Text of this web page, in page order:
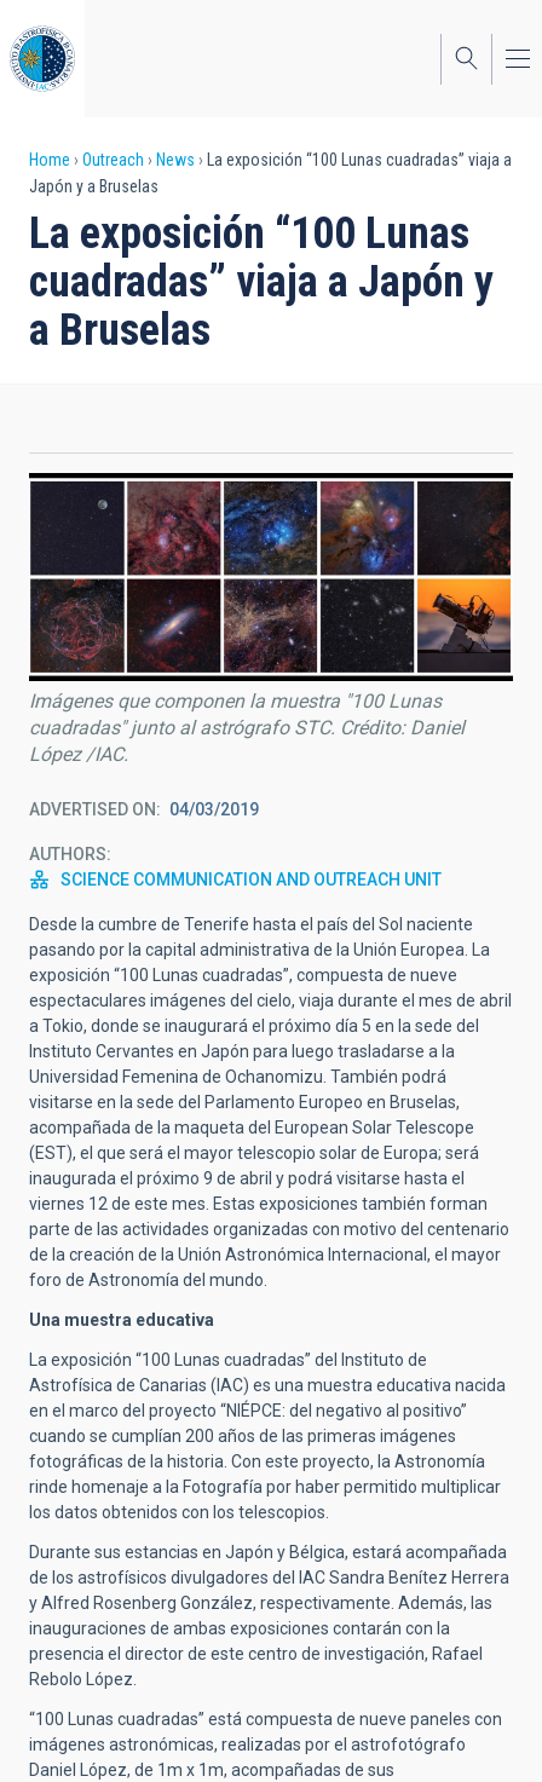
to
main
content
Breadcrumb
Home Outreach News
La exposición “100 Lunas cuadradas” viaja a
Japón y a Bruselas
La exposición “100 Lunas
cuadradas” viaja a Japón y
a Bruselas
Imágenes que componen la muestra "100 Lunas
cuadradas" junto al astrógrafo STC. Crédito: Daniel
López /IAC.
ADVERTISED ON 04/03/2019
AUTHORS
SCIENCE COMMUNICATION AND OUTREACH UNIT
Desde la cumbre de Tenerife hasta el país del Sol naciente
pasando por la capital administrativa de la Unión Europea. La
exposición “100 Lunas cuadradas”, compuesta de nueve
espectaculares imágenes del cielo, viaja durante el mes de abril
a Tokio, donde se inaugurará el próximo día 5 en la sede del
Instituto Cervantes en Japón para luego trasladarse a la
Universidad Femenina de Ochanomizu. También podrá
visitarse en la sede del Parlamento Europeo en Bruselas,
acompañada de la maqueta del European Solar Telescope
(EST), el que será el mayor telescopio solar de Europa; será
inaugurada el próximo 9 de abril y podrá visitarse hasta el
viernes 12 de este mes. Estas exposiciones también forman
parte de las actividades organizadas con motivo del centenario
de la creación de la Unión Astronómica Internacional, el mayor
foro de Astronomía del mundo.
Una muestra educativa
La exposición “100 Lunas cuadradas” del Instituto de
Astrofísica de Canarias (IAC) es una muestra educativa nacida
en el marco del proyecto “NIÉPCE: del negativo al positivo”
cuando se cumplían 200 años de las primeras imágenes
fotográficas de la historia. Con este proyecto, la Astronomía
rinde homenaje a la Fotografía por haber permitido multiplicar
los datos obtenidos con los telescopios.
Durante sus estancias en Japón y Bélgica, estará acompañada
de los astrofísicos divulgadores del IAC Sandra Benítez Herrera
y Alfred Rosenberg González, respectivamente. Además, las
inauguraciones de ambas exposiciones contarán con la
presencia el director de este centro de investigación, Rafael
Rebolo López.
“100 Lunas cuadradas” está compuesta de nueve paneles con
imágenes astronómicas, realizadas por el astrofotógrafo
Daniel López, de 1m x 1m, acompañadas de sus